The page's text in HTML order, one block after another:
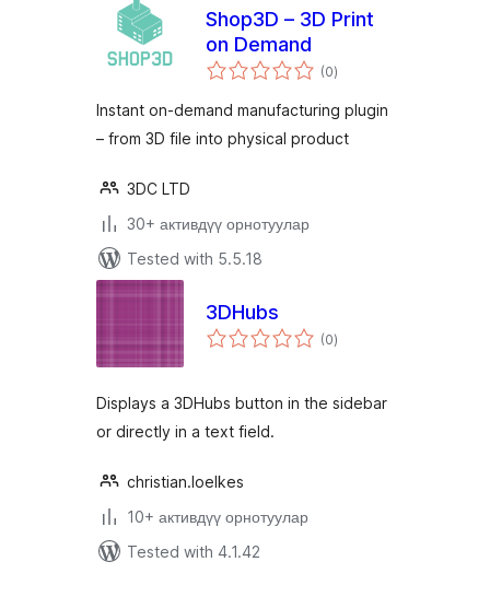
Shop3D – 3D Print
on Demand
(0total
ratings
)
Instant on-demand manufacturing plugin
– from 3D file into physical product
3DC LTD
30+ активдүү орнотуулар
Tested with 5.5.18
3DHubs
(0total
ratings
)
Displays a 3DHubs button in the sidebar
or directly in a text field.
christian.loelkes
10+ активдүү орнотуулар
Tested with 4.1.42